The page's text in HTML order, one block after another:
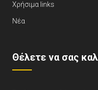
Χρήσιμα links
Νέα
Θέλετε να σας